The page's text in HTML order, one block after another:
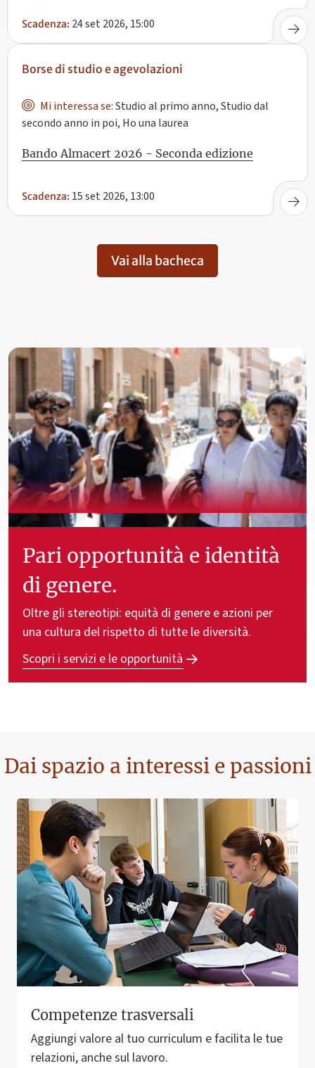
Scadenza: 24 set 2026, 15:00
Borse di studio e agevolazioni
Mi interessa se:Studio al primo anno, Studio dal
secondo anno in poi, Ho una laurea
Bando Almacert 2026 - Seconda edizione
Scadenza: 15 set 2026, 13:00
Vai alla bacheca
Pari opportunità e identità
di genere.
Oltre gli stereotipi: equità di genere e azioni per
una cultura del rispetto di tutte le diversità.
Scopri i servizi e le opportunità
Dai spazio a interessi e passioni
Competenze trasversali
Aggiungi valore al tuo curriculum e facilita le tue
relazioni, anche sul lavoro.